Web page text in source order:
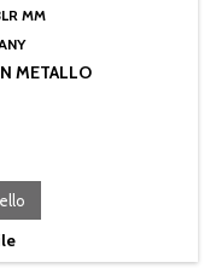
MM
METALLO